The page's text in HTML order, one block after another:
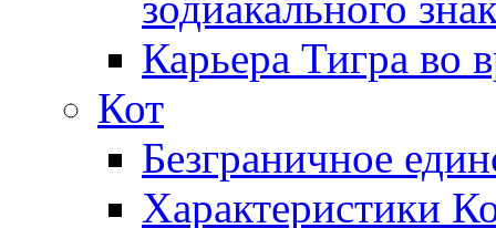
Карьера Тигра во
Кот
Безграничное
Характеристики